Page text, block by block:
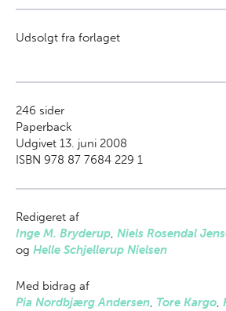
Udsolgt fra forlaget
246 sider
Paperback
Udgivet 13. juni 2008
ISBN 978 87 7684 229 1
Redigeret af
Inge M. Bryderup, Niels Rosendal
og Helle Schjellerup Nielsen
Med bidrag af
Pia Nordbjærg Andersen, Tore Kargo,